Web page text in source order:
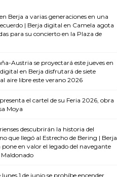
Berja a varias generaciones en una
| Berja digital en Camela agota
para su concierto en la Plaza de
Austria se proyectará este jueves en
en Berja disfrutará de siete
aire libre este verano 2026
el cartel de su Feria 2026, obra
Moya
descubrirán la historia del
que llegó al Estrecho de Bering | Berja
pone en valor el legado del navegante
1 de junio se prohíbe encender